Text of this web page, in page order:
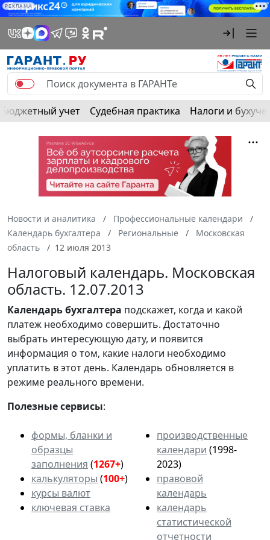
РЕКЛАМА
Бюджетный учет Судебная практика Налоги и
Новости и аналитика
Профессиональные календари
Календарь бухгалтера
Региональные
Московская
область
12 июля 2013
Налоговый календарь. Московская
область. 12.07.2013
Календарьбухгалтера подскажет, когда и какой
платеж необходимо совершить. Достаточно
выбрать интересующую дату, и появится
информация о том, какие налоги необходимо
уплатить в этот день. Календарь обновляется в
режиме реального времени.
Полезные сервисы:
формы, бланки и
образцы
заполнения (1267+)
калькуляторы (100+)
курсы валют
ключевая ставка
производственные
календари (1998-
2023)
правовой
календарь
календарь
статистической
отчетности